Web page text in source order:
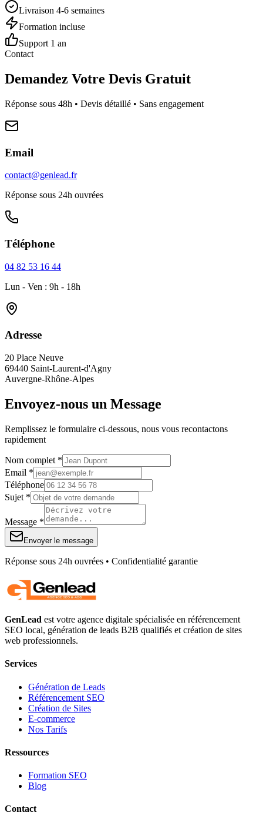
Livraison 4-6 semaines
Formation incluse
Support 1 an
Contact
Demandez Votre Devis Gratuit
Réponse sous 48h • Devis détaillé • Sans engagement
Email
contact@genlead.fr
Réponse sous 24h ouvrées
Téléphone
04 82 53 16 44
Lun - Ven : 9h - 18h
Adresse
20 Place Neuve
69440 Saint-Laurent-d'Agny
Auvergne-Rhône-Alpes
Envoyez-nous un Message
Remplissez le formulaire ci-dessous, nous vous recontactons
rapidement
Nom complet *
Email *
Téléphone
Sujet *
Message *
Envoyer le message
Réponse sous 24h ouvrées • Confidentialité garantie
GenLead est votre agence digitale spécialisée en référencement
SEO local, génération de leads B2B qualifiés et création de sites
web professionnels.
Services
Génération de Leads
Référencement SEO
Création de Sites
E-commerce
Nos Tarifs
Ressources
Formation SEO
Blog
Contact